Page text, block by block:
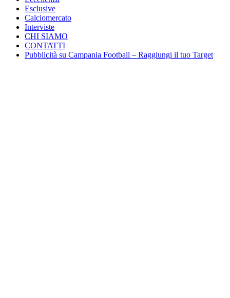
Esclusive
Calciomercato
Interviste
CHI SIAMO
CONTATTI
Pubblicità su Campania Football – Raggiungi il tuo Target